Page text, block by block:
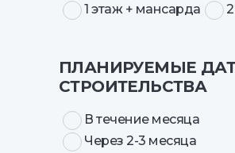
1 этаж + мансарда
ПЛАНИРУЕМЫЕ
СТРОИТЕЛЬСТВА
В течение месяца
Через 2-3 месяца